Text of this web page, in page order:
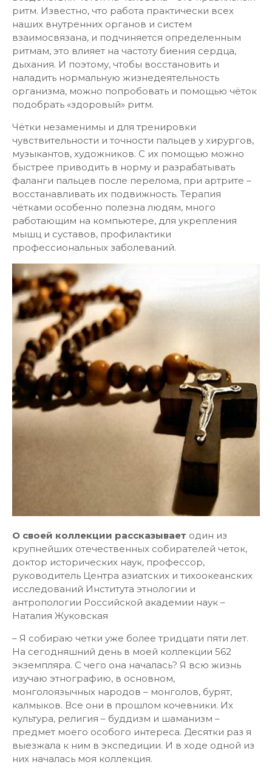
ритм. Известно, что работа практически всех
наших внутренних органов и систем
взаимосвязана, и подчиняется определенным
ритмам, это влияет на частоту биения сердца,
дыхания. И поэтому, чтобы восстановить и
наладить нормальную жизнедеятельность
организма, можно попробовать и помощью чёток
подобрать «здоровый» ритм.
Чётки незаменимы и для тренировки
чувствительности и точности пальцев у хирургов,
музыкантов, художников. С их помощью можно
быстрее приводить в норму и разрабатывать
фаланги пальцев после перелома, при артрите –
восстанавливать их подвижность. Терапия
чётками особенно полезна людям, много
работающим на компьютере, для укрепления
мышц и суставов, профилактики
профессиональных заболеваний.
О своей коллекции рассказывает один из
крупнейших отечественных собирателей четок,
доктор исторических наук, профессор,
руководитель Центра азиатских и тихоокеанских
исследований Института этнологии и
антропологии Российской академии наук –
Наталия Жуковская
– Я собираю четки уже более тридцати пяти лет.
На сегодняшний день в моей коллекции 562
экземпляра. С чего она началась? Я всю жизнь
изучаю этнографию, в основном,
монголоязычных народов – монголов, бурят,
калмыков. Все они в прошлом кочевники. Их
культура, религия – буддизм и шаманизм –
предмет моего особого интереса. Десятки раз я
выезжала к ним в экспедиции. И в ходе одной из
них началась моя коллекция.